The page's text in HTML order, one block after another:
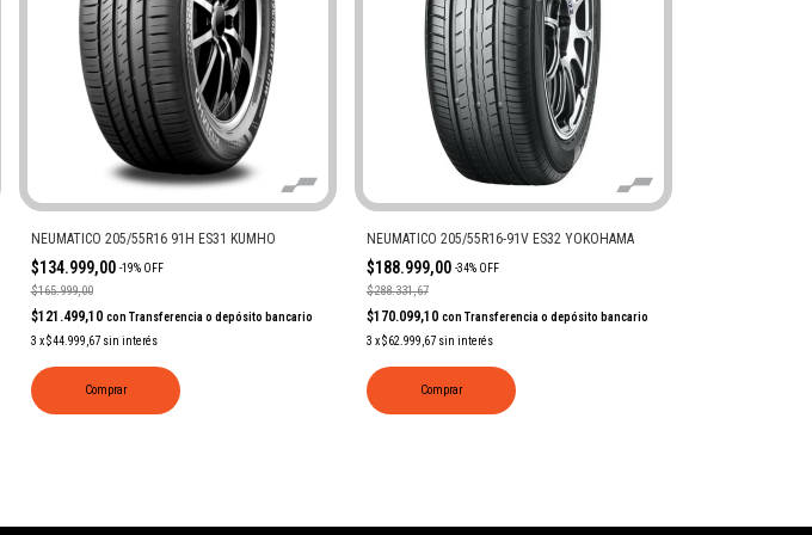
NEUMATICO 205/55R16 91H ES31 KUMHO
$134.999,00 -19% OFF
$165.999,00
$121.499,10 con Transferencia o depósito bancario
3 x$44.999,67 sin interés
Comprar
NEUMATICO 205/55R16-91V ES32 YOKOHAMA
$188.999,00 -34% OFF
$288.331,67
$170.099,10 con Transferencia o depósito bancario
3 x$62.999,67 sin interés
Comprar